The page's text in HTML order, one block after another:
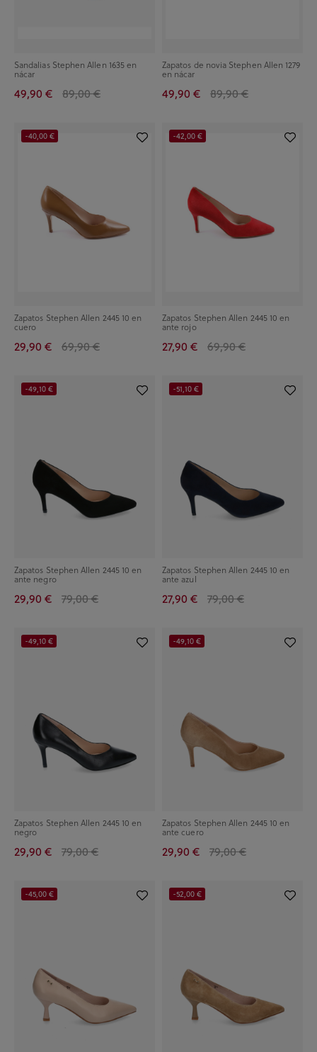
Sandalias Stephen Allen 1635 en
nácar
49,90 € 89,00 €
Zapatos de novia Stephen Allen 1279
en nácar
49,90 € 89,90 €
Zapatos Stephen Allen 2445 10 en
cuero
29,90 € 69,90 €
-40,00 €
Zapatos Stephen Allen 2445 10 en
ante rojo
27,90 € 69,90 €
-42,00 €
Zapatos Stephen Allen 2445 10 en
ante negro
29,90 € 79,00 €
-49,10 €
Zapatos Stephen Allen 2445 10 en
ante azul
27,90 € 79,00 €
-51,10 €
Zapatos Stephen Allen 2445 10 en
negro
29,90 € 79,00 €
-49,10 €
Zapatos Stephen Allen 2445 10 en
ante cuero
29,90 € 79,00 €
-49,10 €
-45,00 € -52,00 €